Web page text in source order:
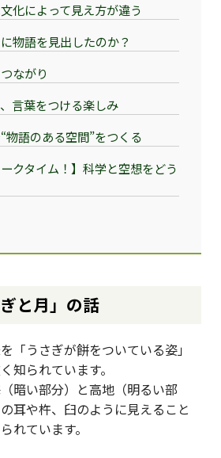
化によって見え方が違う
物語を見出したのか？
ながり
言葉をつける楽しみ
物語のある空間”をつくる
ークタイム！】科学と空想をどう
と月」の話
「うさぎが餅をついている姿」
知られています。
暗い部分）と高地（明るい部
耳や杵、臼のように見えること
れています。